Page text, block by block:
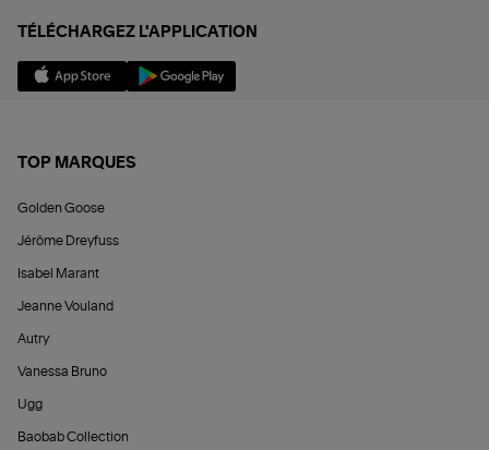
TÉLÉCHARGEZ L'APPLICATION
TOP MARQUES
Golden Goose
Jérôme Dreyfuss
Isabel Marant
Jeanne Vouland
Autry
Vanessa Bruno
Ugg
Baobab Collection